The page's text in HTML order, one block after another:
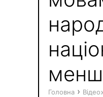
Головна ›